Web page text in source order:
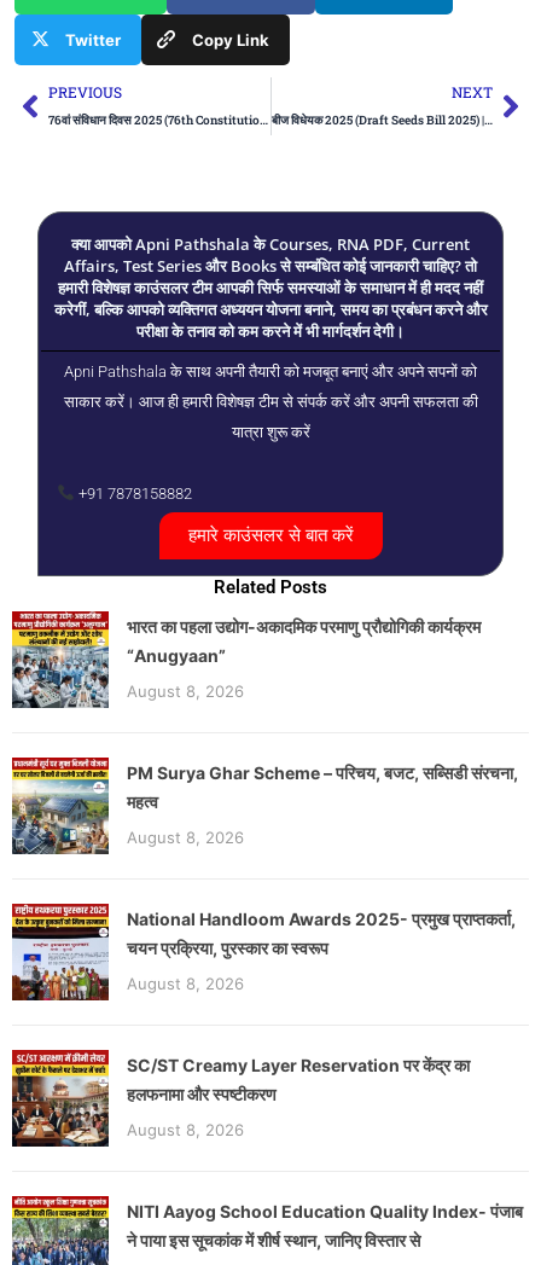
Twitter Copy Link
Prev
PREVIOUS
76वां संविधान दिवस 2025 (76th Constitution Day 2025) | UPSC Preparation
NEXT
बीज विधेयक 2025 (Draft Seeds Bill 2025) | Apni Pathshala
क्या आपको Apni Pathshala के Courses, RNA PDF, Current
Affairs, Test Series और Books से सम्बंधित कोई जानकारी चाहिए? तो
हमारी विशेषज्ञ काउंसलर टीम आपकी सिर्फ समस्याओं के समाधान में ही मदद नहीं
करेगीं, बल्कि आपको व्यक्तिगत अध्ययन योजना बनाने, समय का प्रबंधन करने और
परीक्षा के तनाव को कम करने में भी मार्गदर्शन देगी।
Apni Pathshala के साथ अपनी तैयारी को मजबूत बनाएं और अपने सपनों को
साकार करें। आज ही हमारी विशेषज्ञ टीम से संपर्क करें और अपनी सफलता की
यात्रा शुरू करें
+91 7878158882
हमारे काउंसलर से बात करें
Related Posts
भारत का पहला उद्योग-अकादमिक परमाणु प्रौद्योगिकी कार्यक्रम
“Anugyaan”
August 8, 2026
PM Surya Ghar Scheme – परिचय, बजट, सब्सिडी संरचना,
महत्व
August 8, 2026
National Handloom Awards 2025- प्रमुख प्राप्तकर्ता,
चयन प्रक्रिया, पुरस्कार का स्वरूप
August 8, 2026
SC/ST Creamy Layer Reservation पर केंद्र का
हलफनामा और स्पष्टीकरण
August 8, 2026
NITI Aayog School Education Quality Index- पंजाब
ने पाया इस सूचकांक में शीर्ष स्थान, जानिए विस्तार से